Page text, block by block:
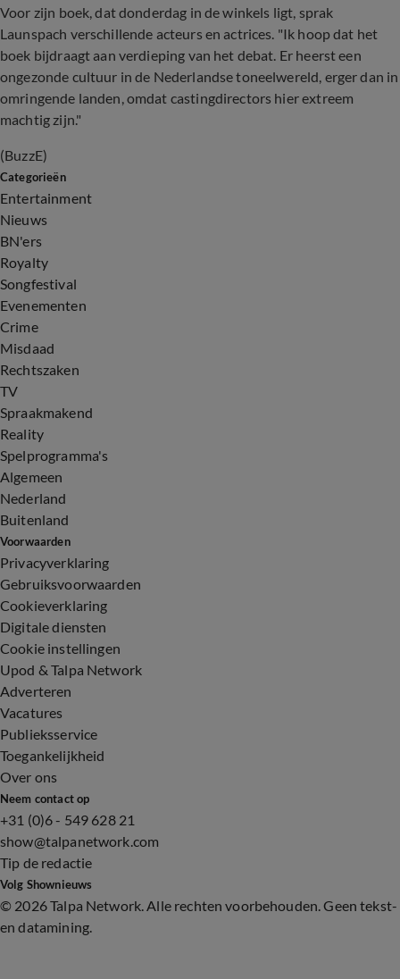
Voor zijn boek, dat donderdag in de winkels ligt, sprak
Launspach verschillende acteurs en actrices. "Ik hoop dat het
boek bijdraagt aan verdieping van het debat. Er heerst een
ongezonde cultuur in de Nederlandse toneelwereld, erger dan in
omringende landen, omdat castingdirectors hier extreem
machtig zijn."
(BuzzE)
Categorieën
Entertainment
Nieuws
BN'ers
Royalty
Songfestival
Evenementen
Crime
Misdaad
Rechtszaken
TV
Spraakmakend
Reality
Spelprogramma's
Algemeen
Nederland
Buitenland
Voorwaarden
Privacyverklaring
Gebruiksvoorwaarden
Cookieverklaring
Digitale diensten
Cookie instellingen
Upod & Talpa Network
Adverteren
Vacatures
Publieksservice
Toegankelijkheid
Over ons
Neem contact op
+31 (0)6 - 549 628 21
show@talpanetwork.com
Tip de redactie
Volg Shownieuws
© 2026 Talpa Network. Alle rechten voorbehouden. Geen tekst-
en datamining.